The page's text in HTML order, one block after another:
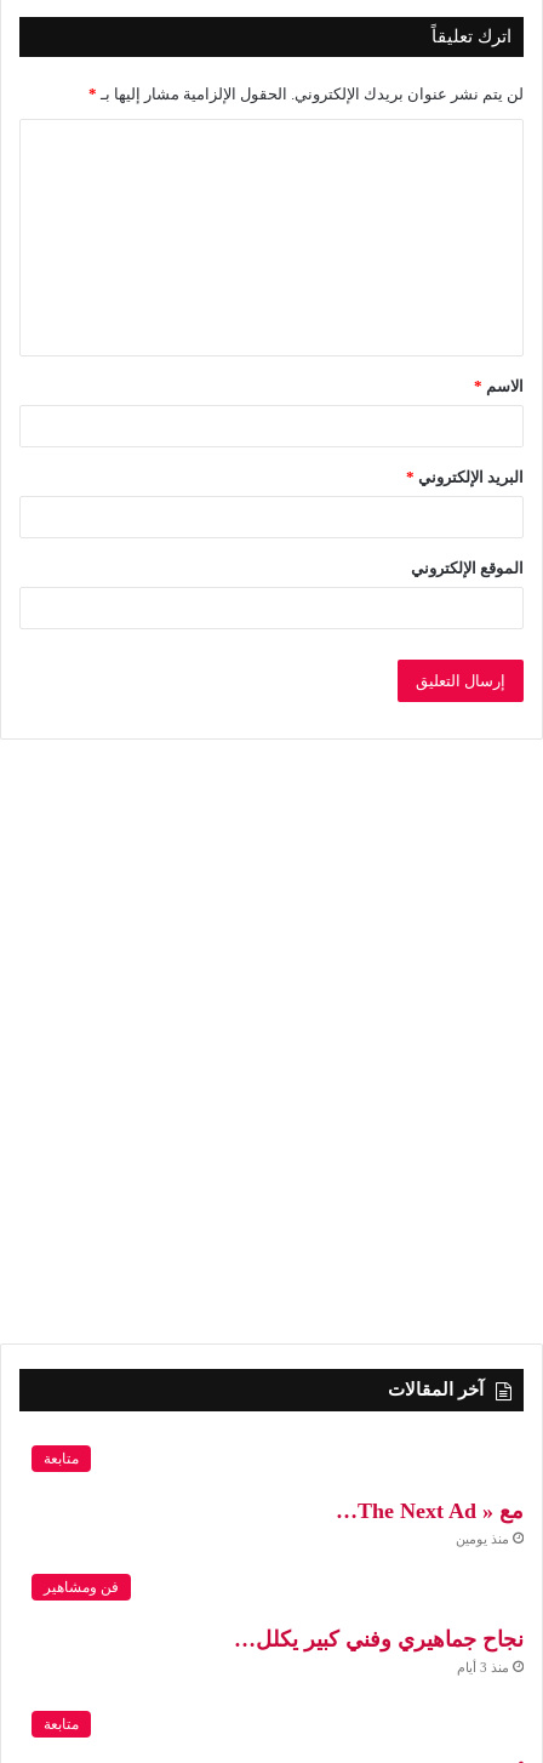
اترك تعليقاً
لن يتم نشر عنوان بريدك الإلكتروني. الحقول الإلزامية مشار إليها بـ *
ق
*الاسم *
البريد الإلكتروني *
الموقع الإلكتروني
آخر المقالات
متابعة
مع « The Next Ad…
منذ يومين
فن ومشاهير
نجاح جماهيري وفني كبير يكلل…
منذ 3 أيام
متابعة